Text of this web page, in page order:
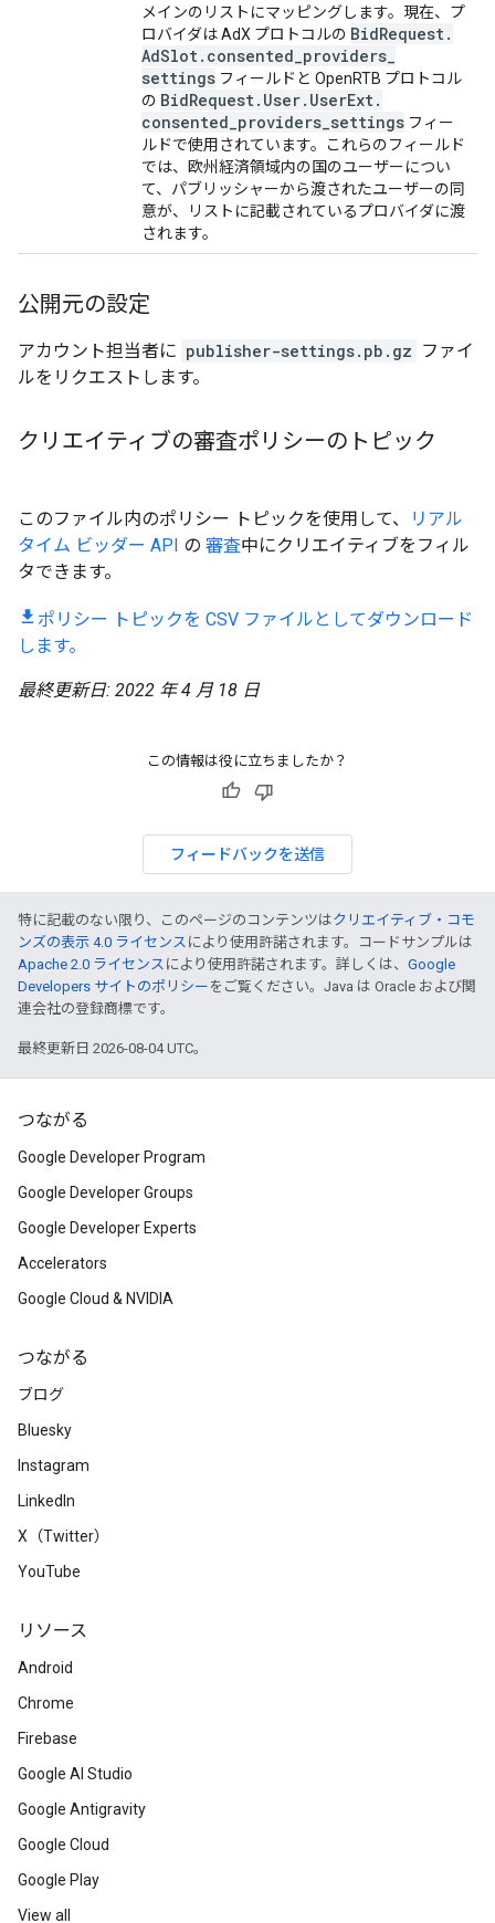
メインのリストにマッピングします。現在、プ
ロバイダは AdX プロトコルの BidRequest.
AdSlot. consented providers
settings フィールドと OpenRTB プロトコル
の BidRequest. User. UserExt.
consented providers settings フィー
ルドで使用されています。これらのフィールド
では、欧州経済領域内の国のユーザーについ
て、パブリッシャーから渡されたユーザーの同
意が、リストに記載されているプロバイダに渡
されます。
公開元の設定
アカウント担当者に publisher-settings.pb.gz ファイ
ルをリクエストします。
クリエイティブの審査ポリシーのトピック
このファイル内のポリシー トピックを使用して、
リアル
タイム ビッダー API の 審査中にクリエイティブをフィル
タできます。
ポリシー トピックを CSV ファイルとしてダウンロード
します。
最終更新日: 2022 年 4 月 18 日
この情報は役に立ちましたか？
フィードバックを送信
特に記載のない限り、このページのコンテンツはクリエイティブ・コモ
ンズの表示 4.0 ライセンス により使用許諾されます。コードサンプルは
Apache 2.0 ライセンス により使用許諾されます。詳しくは、 Google
Developers サイトのポリシー をご覧ください。Java は Oracle および関
連会社の登録商標です。
最終更新日 2026-08-04 UTC。
つながる
Google Developer Program
Google Developer Groups
Google Developer Experts
Accelerators
Google Cloud & NVIDIA
つながる
ブログ
Bluesky
Instagram
LinkedIn
X（Twitter）
YouTube
リソース
Android
Chrome
Firebase
Google AI Studio
Google Antigravity
Google Cloud
Google Play
View all